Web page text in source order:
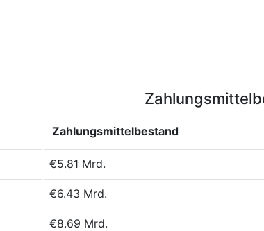
Zahlungsmittelbestand
€5.81 Mrd.
€6.43 Mrd.
€8.69 Mrd.